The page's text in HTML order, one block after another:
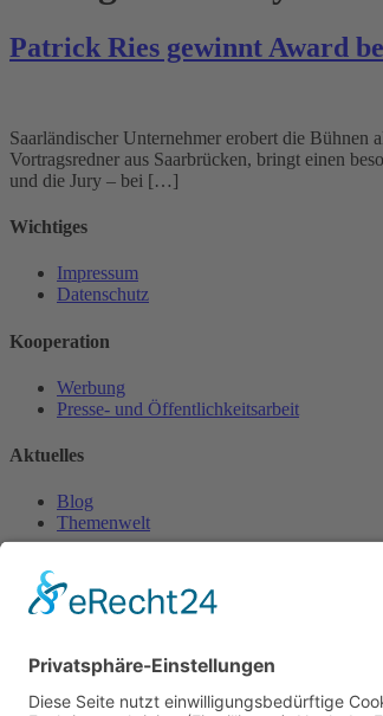
Patrick Ries gewinnt Award
Saarländischer Unternehmer erobert die
Vortragsredner aus Saarbrücken, bringt einen
und die Jury – bei […]
Wichtiges
Impressum
Datenschutz
Kooperation
Werbung
Presse- und Öffentlichkeitsarbeit
Aktuelles
Blog
Themenwelt
Zertifikat
Geprüfter Franchisegeber
© 2023 Franchisevergleich.eu